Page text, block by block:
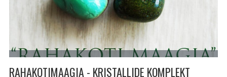
RAHAKOTIMAAGIA - KRISTALLIDE KOMPLEKT